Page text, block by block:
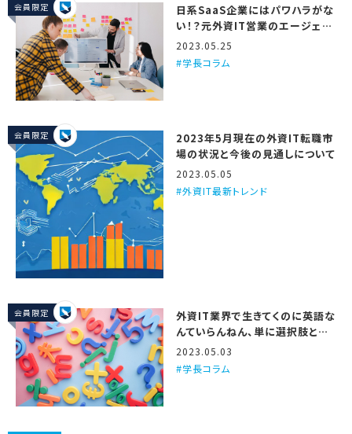
会員限定
日系SaaS企業にはパワハラがな
い！？元外資IT営業のエージェン
トが3つの理由を解説するで！
2023.05.25
学長コラム
会員限定
2023年5月現在の外資IT転職市
場の状況と今後の見通しについて
2023.05.05
外資IT最新トレンド
会員限定
外資IT業界で生きてくのに英語な
んていらんねん、単に選択肢と仕
事の面白さが減るだけや
2023.05.03
学長コラム